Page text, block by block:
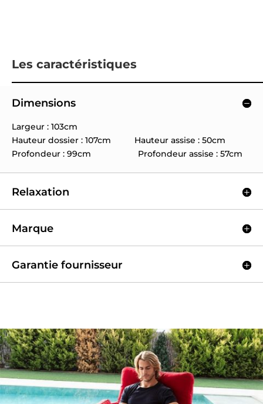
Les caractéristiques
Dimensions
Largeur : 103cm
Hauteur dossier : 107cm Hauteur assise : 50cm
Profondeur : 99cm Profondeur assise : 57cm
Relaxation
Marque
Garantie fournisseur